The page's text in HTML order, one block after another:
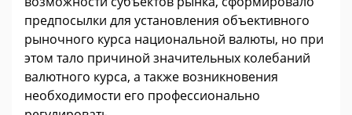
предпосылки для установления объективного
рыночного курса национальной валюты, но при
этом тало причиной значительных колебаний
валютного курса, а также возникновения
необходимости его профессионально